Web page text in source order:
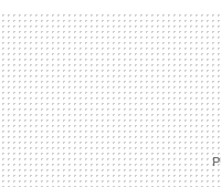
MAIL